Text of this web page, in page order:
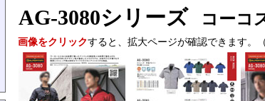
AG-3080シリーズ コーコ
画像をクリックすると、拡大ページが確認できます。